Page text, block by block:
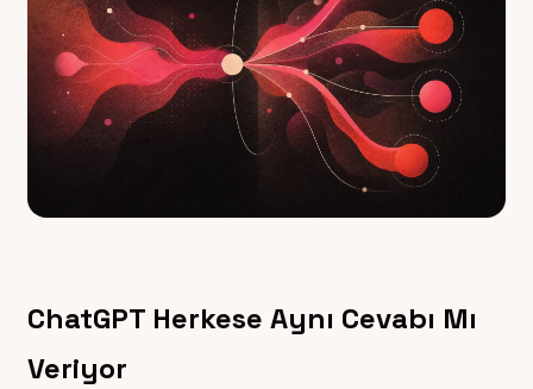
ChatGPT Herkese Aynı Cevabı Mı
Veriyor